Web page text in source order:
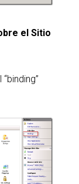
el Sitio